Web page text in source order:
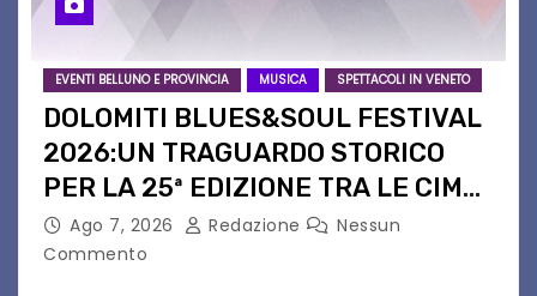
EVENTI BELLUNO E PROVINCIA MUSICA SPETTACOLI IN VENETO
DOLOMITI BLUES&SOUL FESTIVAL
2026:UN TRAGUARDO STORICO
PER LA 25ª EDIZIONE TRA LE CIME
PATRIMONIO UNESCO
Ago 7, 2026 Redazione
Nessun
Commento